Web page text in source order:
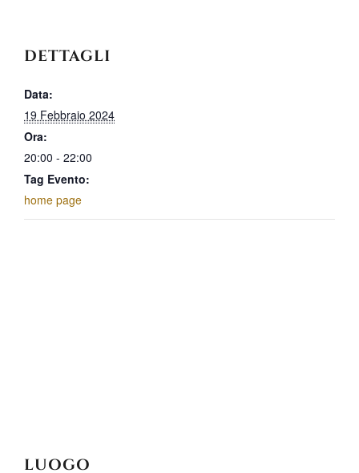
DETTAGLI
Data:
19 Febbraio 2024
Ora:
20:00 - 22:00
Tag Evento:
home page
LUOGO